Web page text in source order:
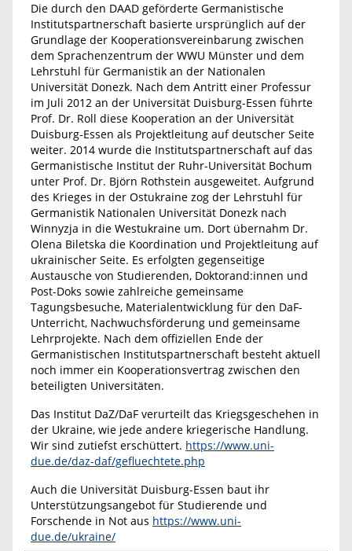
Die durch den DAAD geförderte Germanistische
Institutspartnerschaft basierte ursprünglich auf der
Grundlage der Kooperationsvereinbarung zwischen
dem Sprachenzentrum der WWU Münster und dem
Lehrstuhl für Germanistik an der Nationalen
Universität Donezk. Nach dem Antritt einer Professur
im Juli 2012 an der Universität Duisburg-Essen führte
Prof. Dr. Roll diese Kooperation an der Universität
Duisburg-Essen als Projektleitung auf deutscher Seite
weiter. 2014 wurde die Institutspartnerschaft auf das
Germanistische Institut der Ruhr-Universität Bochum
unter Prof. Dr. Björn Rothstein ausgeweitet. Aufgrund
des Krieges in der Ostukraine zog der Lehrstuhl für
Germanistik Nationalen Universität Donezk nach
Winnyzja in die Westukraine um. Dort übernahm Dr.
Olena Biletska die Koordination und Projektleitung auf
ukrainischer Seite. Es erfolgten gegenseitige
Austausche von Studierenden, Doktorand:innen und
Post-Doks sowie zahlreiche gemeinsame
Tagungsbesuche, Materialentwicklung für den DaF-
Unterricht, Nachwuchsförderung und gemeinsame
Lehrprojekte. Nach dem offiziellen Ende der
Germanistischen Institutspartnerschaft besteht aktuell
noch immer ein Kooperationsvertrag zwischen den
beteiligten Universitäten.
Das Institut DaZ/DaF verurteilt das Kriegsgeschehen in
der Ukraine, wie jede andere kriegerische Handlung.
Wir sind zutiefst erschüttert. https://www.uni-
due.de/daz-daf/gefluechtete.php
Auch die Universität Duisburg-Essen baut ihr
Unterstützungsangebot für Studierende und
Forschende in Not aus https://www.uni-
due.de/ukraine/